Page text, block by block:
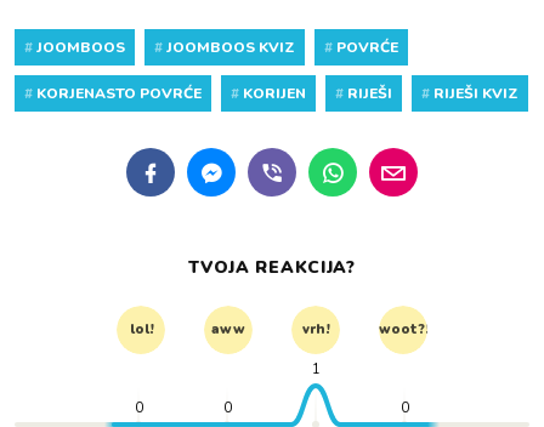
#JOOMBOOS #JOOMBOOS KVIZ # POVRĆE
# KORJENASTO POVRĆE # KORIJEN # RIJEŠI # RIJEŠI KVIZ
TVOJA REAKCIJA?
lol! aww vrh! woot?!
0 0
1
0